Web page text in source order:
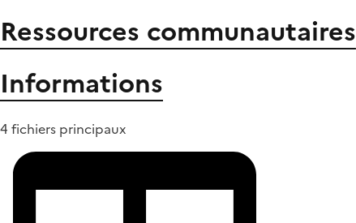
Ressources communautaires
Informations
4 fichiers principaux